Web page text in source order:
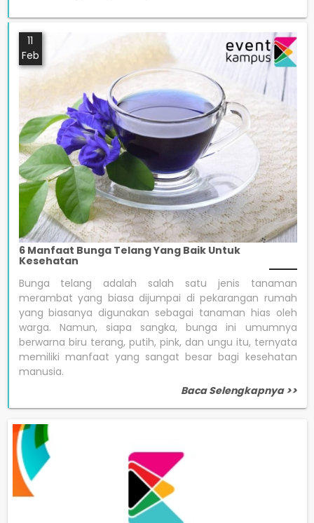
11
Feb
6 Manfaat Bunga Telang Yang Baik Untuk
Kesehatan
Bunga telang adalah salah satu jenis tanaman
merambat yang biasa dijumpai di pekarangan rumah
yang biasanya digunakan sebagai tanaman hias oleh
warga. Namun, siapa sangka, bunga ini umumnya
berwarna biru terang, putih, pink, dan ungu itu, ternyata
memiliki manfaat yang sangat besar bagi kesehatan
manusia.
Baca Selengkapnya >>